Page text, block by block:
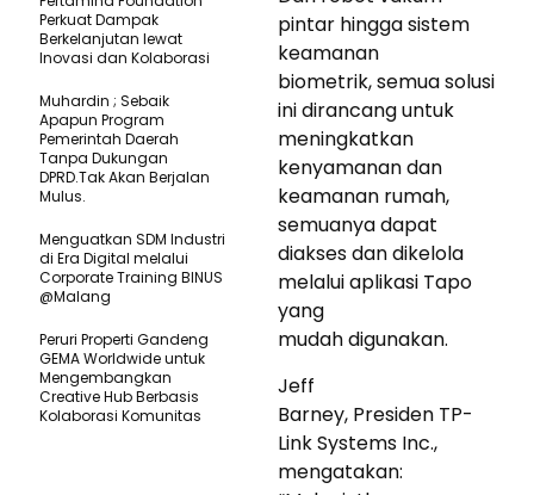
pintar hingga sistem
keamanan
biometrik, semua solusi
ini dirancang untuk
meningkatkan
kenyamanan dan
keamanan rumah,
semuanya dapat
diakses dan dikelola
melalui aplikasi Tapo
yang
mudah digunakan.
Jeff
Barney, Presiden TP-
Link Systems Inc.,
mengatakan:
Perkuat Dampak
Berkelanjutan lewat
Inovasi dan Kolaborasi
Muhardin ; Sebaik
Apapun Program
Pemerintah Daerah
Tanpa Dukungan
DPRD.Tak Akan Berjalan
Mulus.
Menguatkan SDM Industri
di Era Digital melalui
Corporate Training BINUS
@Malang
Peruri Properti Gandeng
GEMA Worldwide untuk
Mengembangkan
Creative Hub Berbasis
Kolaborasi Komunitas